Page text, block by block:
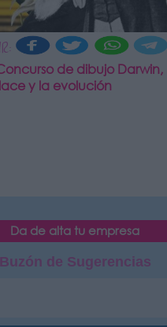
de dibujo Darwin,
y la evolución
Da de alta tu empresa
Buzón de Sugerencias